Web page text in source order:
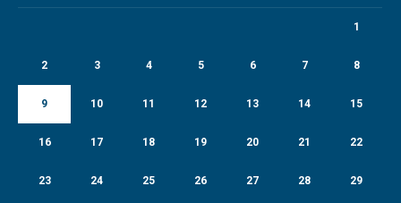
1
2 3 4 5 6 7 8
9 10 11 12 13 14 15
16 17 18 19 20 21 22
23 24 25 26 27 28 29